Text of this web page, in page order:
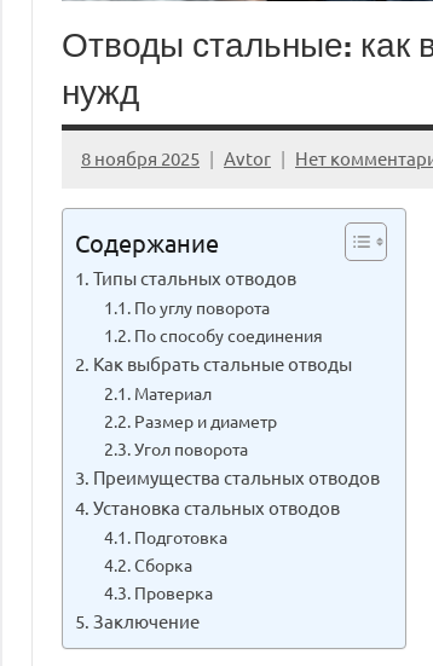
Отводы стальные: как
нужд
8 ноября 2025 Avtor Нет
Содержание
Типы стальных отводов
По углу поворота
По способу соединения
Как выбрать стальные отводы
Материал
Размер и диаметр
Угол поворота
Преимущества стальных отводов
Установка стальных отводов
Подготовка
Сборка
Проверка
Заключение